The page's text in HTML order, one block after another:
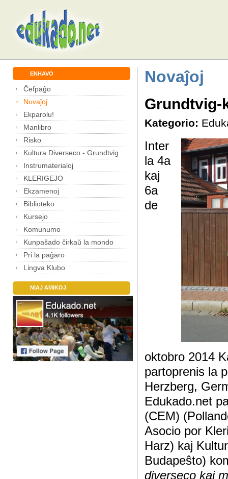
ENHAVO
Ĉefpaĝo
Novaĵoj
Ekparolu!
Manlibro
Risko
Kultura Diverseco - Grundtvig
Instrumaterialoj
KLERIGEJO
Ekzamenoj
Biblioteko
Kursejo
Komunumo
Kunpaŝado ĉirkaŭ la mondo
Pri la paĝaro
Lingva Klubo
NIAJ AMIKOJ
Novaĵoj
Grundtvig-
Kategorio:
Inter
la 4a
kaj
6a
de
oktobro 2014
partoprenis la
Herzberg,
Edukado.net
(CEM)
Asocio por
Harz) kaj
Budapeŝto)
diverseco kaj